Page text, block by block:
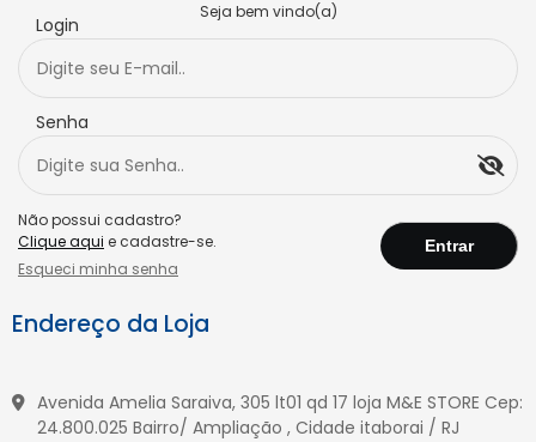
Seja bem vindo(a)
Login
Senha
Não possui cadastro?
Clique aqui e cadastre-se.
Esqueci minha senha
Endereço da Loja
Avenida Amelia Saraiva, 305 lt01 qd 17 loja M&E STORE Cep:
24.800.025 Bairro/ Ampliação , Cidade itaborai / RJ